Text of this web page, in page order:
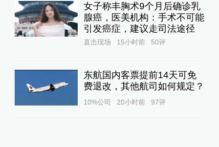
女子称丰胸术9个月后确诊乳
腺癌，医美机构：手术不可能
引发癌症，建议走司法途径
直击现场 15小时前 50评
东航国内客票提前14天可免
费退改，其他航司如何规定？
10%公司 20小时前 97评